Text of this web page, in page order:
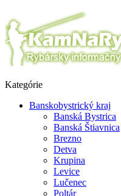
Kategórie
Banskobystrický kraj
Banská Bystrica
Banská Štiavnica
Brezno
Detva
Krupina
Levice
Lučenec
Poltár